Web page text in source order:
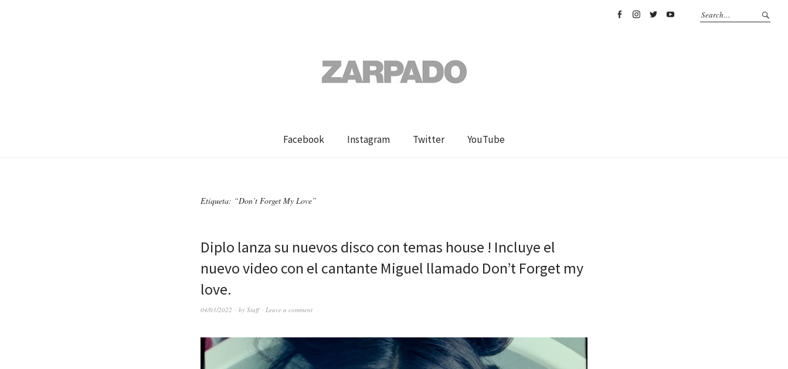
Facebook Instagram Twitter YouTube
Etiqueta: “Don’t Forget My Love”
Diplo lanza su nuevos disco con temas house ! Incluye el
nuevo video con el cantante Miguel llamado Don’t Forget my
love.
04/03/2022 by Staff Leave a comment